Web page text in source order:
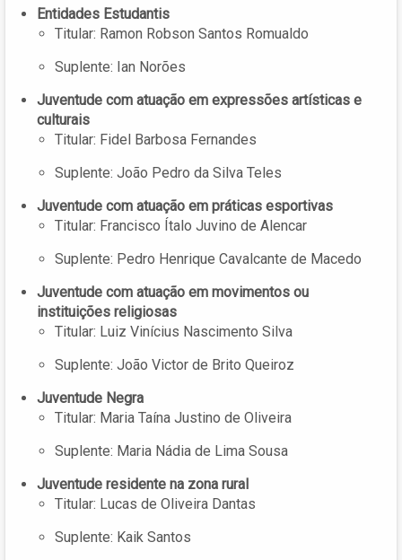
Entidades Estudantis
Titular: Ramon Robson Santos Romualdo
Suplente: Ian Norões
Juventude com atuação em expressões artísticas e
culturais
Titular: Fidel Barbosa Fernandes
Suplente: João Pedro da Silva Teles
Juventude com atuação em práticas esportivas
Titular: Francisco Ítalo Juvino de Alencar
Suplente: Pedro Henrique Cavalcante de Macedo
Juventude com atuação em movimentos ou
instituições religiosas
Titular: Luiz Vinícius Nascimento Silva
Suplente: João Victor de Brito Queiroz
Juventude Negra
Titular: Maria Taína Justino de Oliveira
Suplente: Maria Nádia de Lima Sousa
Juventude residente na zona rural
Titular: Lucas de Oliveira Dantas
Suplente: Kaik Santos